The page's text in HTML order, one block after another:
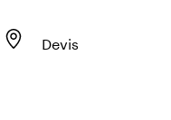
Devis